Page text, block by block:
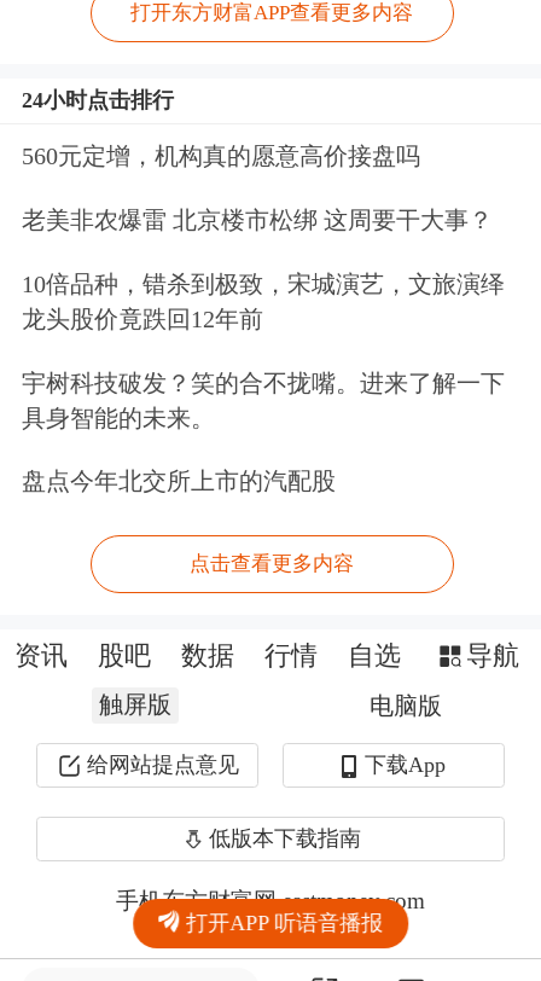
打开东方财富APP查看更多内容
24小时点击排行
560元定增，机构真的愿意高价接盘吗
老美非农爆雷 北京楼市松绑 这周要干大事？
10倍品种，错杀到极致，宋城演艺，文旅演绎
龙头股价竟跌回12年前
宇树科技破发？笑的合不拢嘴。进来了解一下
具身智能的未来。
盘点今年北交所上市的汽配股
点击查看更多内容
打开APP 听语音播报
资讯 股吧 数据 行情 自选 导航
触屏版 电脑版
给网站提点意见 下载App
低版本下载指南
手机东方财富网 eastmoney.com
网站备案号:沪ICP备05006054号-11